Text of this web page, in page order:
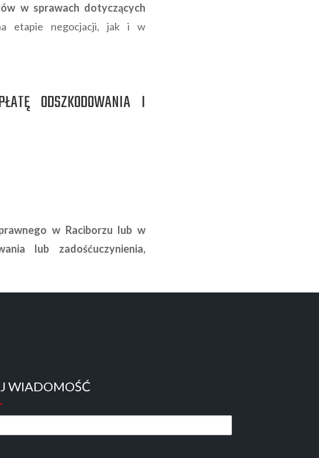
w sprawach dotyczących
etapie negocjacji, jak i w
ODSZKODOWANIA I
w Raciborzu lub w
lub zadośćuczynienia,
WIADOMOŚĆ
*